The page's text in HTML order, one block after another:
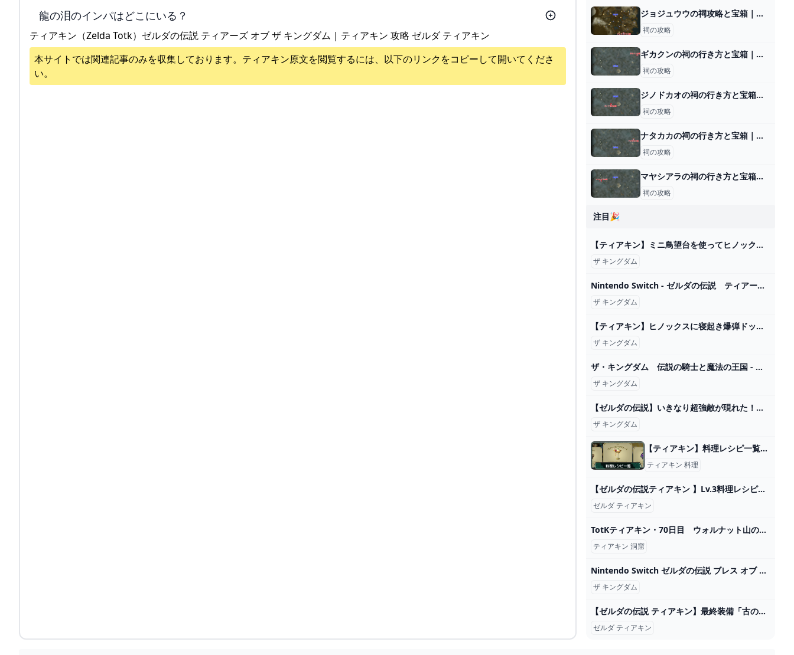
龍の泪のインパはどこにいる？
ティアキン（Zelda Totk）ゼルダの伝説 ティアーズ オブ ザ キングダム | ティアキン 攻略 ゼルダ ティアキン
本サイトでは関連記事のみを収集しております。 ティアキン原文を閲覧するには、以下のリンクをコピーして開いてくださ
い。
ジョジュウウの祠攻略と宝箱｜つなぐ架け橋
祠の攻略
ギカクンの祠の行き方と宝箱｜球体ギミックの解説
祠の攻略
ジノドカオの祠の行き方と宝箱｜ラウルの祝福
祠の攻略
ナタカカの祠の行き方と宝箱｜ラウルの祝福
祠の攻略
マヤシアラの祠の行き方と宝箱｜ラウルの祝福
祠の攻略
注目🎉
【ティアキン】ミニ鳥望台を使ってヒノックスにメテオを当てる【ゼルダの伝説 ティアーズ オブ ザ キングダム】 - YouTube
ザ キングダム
Nintendo Switch - ゼルダの伝説 ティアーズ オブ ザ キングダムの通販 by まーまれーどs shop｜ニンテンドースイッチならラクマ
ザ キングダム
【ティアキン】ヒノックスに寝起き爆弾ドッキリを仕掛けるリンク【ゼルダの伝説 ティアーズ オブ ザ キングダム】 - YouTube
ザ キングダム
ザ・キングダム 伝説の騎士と魔法の王国 - 映画情報・レビュー・評価・あらすじ・動画配信 Filmarks映画
ザ キングダム
【ゼルダの伝説】いきなり超強敵が現れた！地下の世界も発見！#6【ティアーズ オブ ザ キングダム】 - YouTube
ザ キングダム
【ティアキン】料理レシピ一覧｜全228種掲載【ゼルダの伝説ティアーズオブザキングダム】 - ゲームウィズ
ティアキン 料理
【ゼルダの伝説ティアキン 】Lv.3料理レシピ～超便利なレシピで快適攻略♪～ - YouTube
ゼルダ ティアキン
TotKティアキン・70日目 ウォルナット山の洞窟〜ハテノ村 - ちょっとしたゲーム日記：楽天ブログ
ティアキン 洞窟
Nintendo Switch ゼルダの伝説 ブレス オブ 2024
ザ キングダム
【ゼルダの伝説 ティアキン】最終装備「古の勇者の魂」の入手方法と性能【ゼルダの伝説 ティアーズ オブ ザ キングダム】 - YouTube
ゼルダ ティアキン